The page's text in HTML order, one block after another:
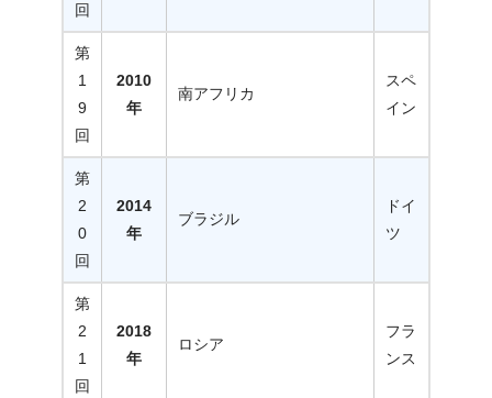
回
第
1
9
回
2010
年
南アフリカ
スペ
イン
第
2
0
回
2014
年
ブラジル
ドイ
ツ
第
2
1
回
2018
年
ロシア
フラ
ンス